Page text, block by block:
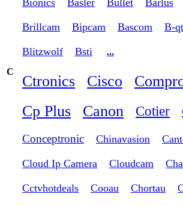
Bionics Basler Bullet Barlus
Brillcam Bipcam Bascom B-
Blitzwolf Bsti
...
C
Ctronics Cisco
Cp Plus
Canon Cotier
Conceptronic Chinavasion
Cloud Ip Camera Cloudcam
Cctvhotdeals Cooau Chortau